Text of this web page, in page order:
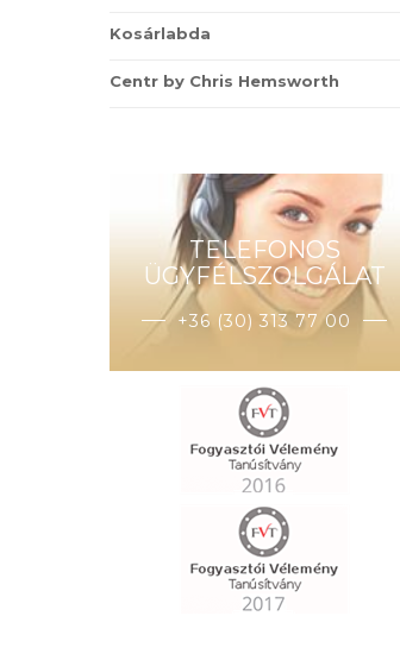
Kosárlabda
Centr by Chris Hemsworth
TELEFONOS
ÜGYFÉLSZOLGÁLAT
+36 (30) 313 77 00